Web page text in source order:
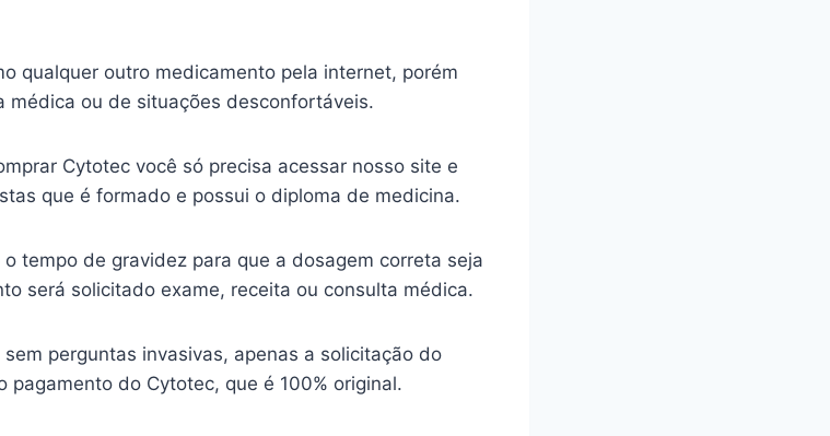
qualquer outro medicamento pela internet, porém
médica ou de situações desconfortáveis.
Cytotec você só precisa acessar nosso site e
que é formado e possui o diploma de medicina.
tempo de gravidez para que a dosagem correta seja
será solicitado exame, receita ou consulta médica.
perguntas invasivas, apenas a solicitação do
pagamento do Cytotec, que é 100% original.